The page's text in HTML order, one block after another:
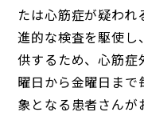
たは心筋症が疑わ
進的な検査を駆使し
供するため、心筋症
曜日から金曜日まで
象となる患者さんが